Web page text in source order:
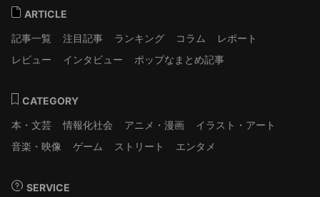
ARTICLE
記事一覧
注目記事 ランキング コラム
レポート
レビュー
インタビュー ポップなまとめ記事
CATEGORY
本・文芸
情報化社会 アニメ・漫画
イラスト・アート
音楽・映像
ゲーム ストリート エンタメ
SERVICE